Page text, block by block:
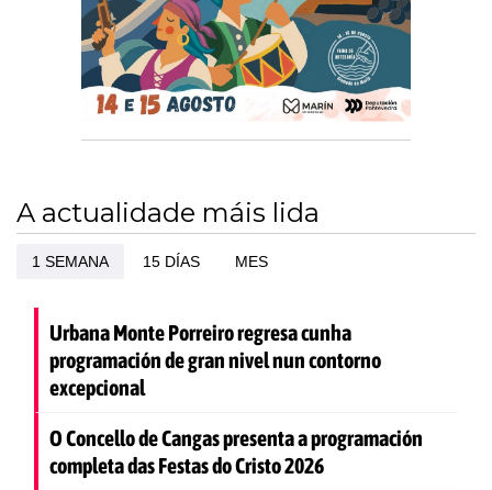
A actualidade máis lida
1 SEMANA 15 DÍAS MES
Urbana Monte Porreiro regresa cunha
programación de gran nivel nun contorno
excepcional
O Concello de Cangas presenta a programación
completa das Festas do Cristo 2026